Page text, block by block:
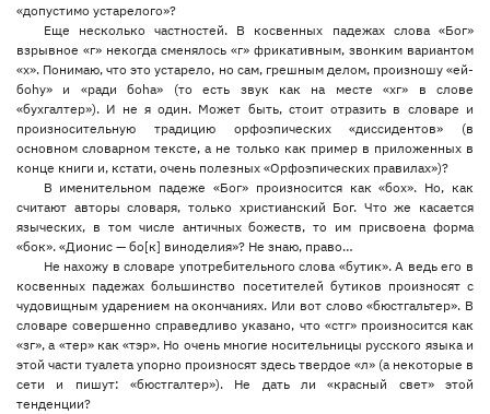
«допустимо устарелого»?
Еще несколько частностей. В косвенных падежах слова «Бог»
взрывное «г» некогда сменялось «г» фрикативным, звонким вариантом
«х». Понимаю, что это устарело, но сам, грешным делом, произношу «ей-
боhу» и «ради боhа» (то есть звук как на месте «хг» в слове
«бухгалтер»). И не я один. Может быть, стоит отразить в словаре и
произносительную традицию орфоэпических «диссидентов» (в
основном словарном тексте, а не только как пример в приложенных в
конце книги и, кстати, очень полезных «Орфоэпических правилах»)?
В именительном падеже «Бог» произносится как «бох». Но, как
считают авторы словаря, только христианский Бог. Что же касается
языческих, в том числе античных божеств, то им присвоена форма
«бок». «Дионис — бо[к] виноделия»? Не знаю, право…
Не нахожу в словаре употребительного слова «бутик». А ведь его в
косвенных падежах большинство посетителей бутиков произносят с
чудовищным ударением на окончаниях. Или вот слово «бюстгальтер». В
словаре совершенно справедливо указано, что «стг» произносится как
«зг», а «тер» как «тэр». Но очень многие носительницы русского языка и
этой части туалета упорно произносят здесь твердое «л» (а некоторые в
сети и пишут: «бюстгалтер»). Не дать ли «красный свет» этой
тенденции?